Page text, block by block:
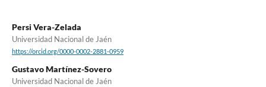
Persi Vera-Zelada
Universidad Nacional de Jaén
https://orcid.org/0000-0002-2881-0959
Gustavo Martínez-Sovero
Universidad Nacional de Jaén